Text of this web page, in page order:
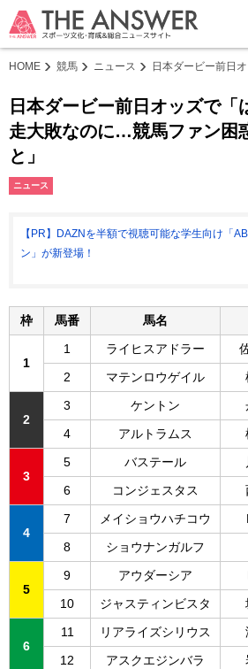
HOME 競馬 ニュース 日本ダービー前日
日本ダービー前日オッズで
走大敗なのに…競馬ファン困
と」
ニュース
【PR】DAZNを半額で視聴可能な学生向け「
ン」が新登場！
枠 馬番 馬名
1
1 ライヒスアドラー
2
マテンロウゲイル
2
3 ケントン
4
アルトラムス
3
5 バステール
6
コンジェスタス
4
7 メイショウハチコウ
8
ショウナンガルフ
5
9 アウダーシア
10
ジャスティンビスタ
6
11 リアライズシリウス
12
アスクエジンバラ